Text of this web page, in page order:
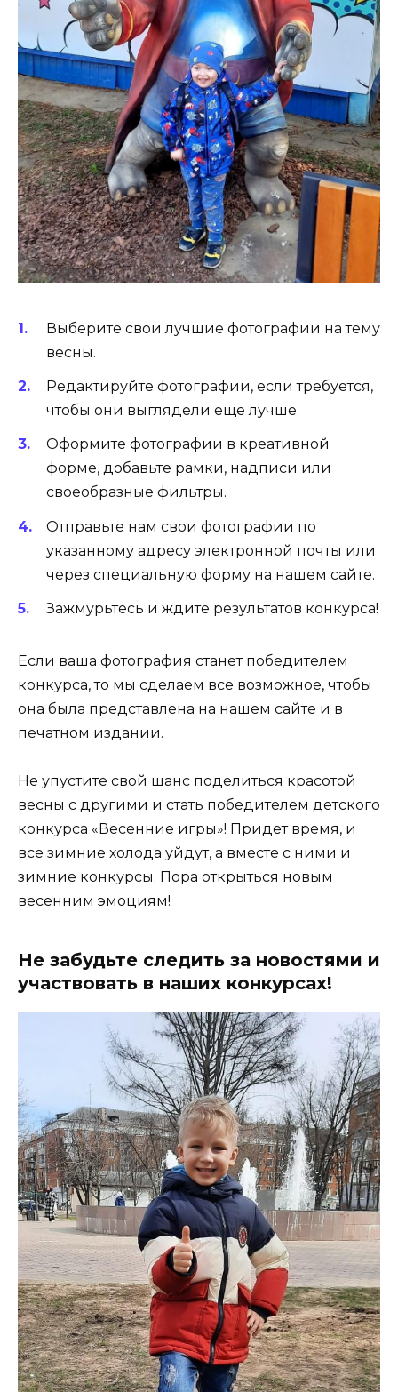
Выберите свои лучшие фотографии на тему
весны.
Редактируйте фотографии, если требуется,
чтобы они выглядели еще лучше.
Оформите фотографии в креативной
форме, добавьте рамки, надписи или
своеобразные фильтры.
Отправьте нам свои фотографии по
указанному адресу электронной почты или
через специальную форму на нашем сайте.
Зажмурьтесь и ждите результатов конкурса!
Если ваша фотография станет победителем
конкурса, то мы сделаем все возможное, чтобы
она была представлена на нашем сайте и в
печатном издании.
Не упустите свой шанс поделиться красотой
весны с другими и стать победителем детского
конкурса «Весенние игры»! Придет время, и
все зимние холода уйдут, а вместе с ними и
зимние конкурсы. Пора открыться новым
весенним эмоциям!
Не забудьте следить за новостями и
участвовать в наших конкурсах!